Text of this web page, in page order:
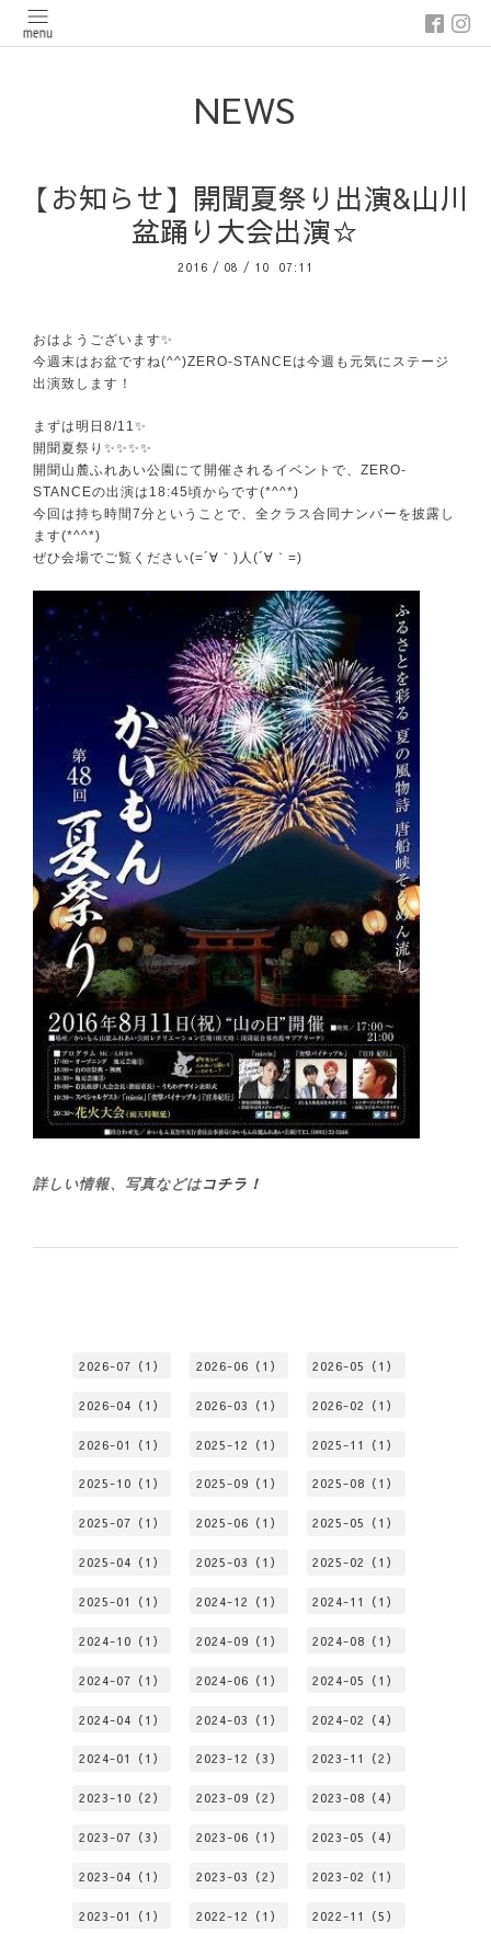
NEWS
【お知らせ】開聞夏祭り出演&山川
盆踊り大会出演☆
2016 / 08 / 10 07:11
おはようございます✨
今週末はお盆ですね(^^)ZERO-STANCEは今週も元気にステージ
出演致します！
まずは明日8/11✨
開聞夏祭り✨✨✨✨
開聞山麓ふれあい公園にて開催されるイベントで、ZERO-
STANCEの出演は18:45頃からです(*^^*)
今回は持ち時間7分ということで、全クラス合同ナンバーを披露し
ます(*^^*)
ぜひ会場でご覧ください(=´∀｀)人(´∀｀=)
詳しい情報、写真などはコチラ！
2026-07（1） 2026-06（1） 2026-05（1）
2026-04（1） 2026-03（1） 2026-02（1）
2026-01（1） 2025-12（1） 2025-11（1）
2025-10（1） 2025-09（1） 2025-08（1）
2025-07（1） 2025-06（1） 2025-05（1）
2025-04（1） 2025-03（1） 2025-02（1）
2025-01（1） 2024-12（1） 2024-11（1）
2024-10（1） 2024-09（1） 2024-08（1）
2024-07（1） 2024-06（1） 2024-05（1）
2024-04（1） 2024-03（1） 2024-02（4）
2024-01（1） 2023-12（3） 2023-11（2）
2023-10（2） 2023-09（2） 2023-08（4）
2023-07（3） 2023-06（1） 2023-05（4）
2023-04（1） 2023-03（2） 2023-02（1）
2023-01（1） 2022-12（1） 2022-11（5）